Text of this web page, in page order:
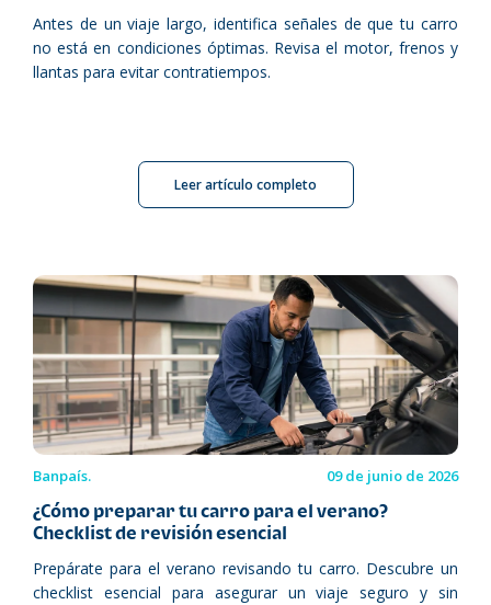
Antes de un viaje largo, identifica señales de que tu carro
no está en condiciones óptimas. Revisa el motor, frenos y
llantas para evitar contratiempos.
Leer artículo completo
Banpaís. 09 de junio de 2026
¿Cómo preparar tu carro para el verano?
Checklist de revisión esencial
Prepárate para el verano revisando tu carro. Descubre un
checklist esencial para asegurar un viaje seguro y sin